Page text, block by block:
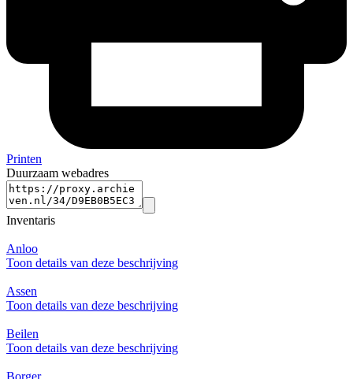
Printen
Duurzaam webadres
Inventaris
Anloo
Toon details van deze beschrijving
Assen
Toon details van deze beschrijving
Beilen
Toon details van deze beschrijving